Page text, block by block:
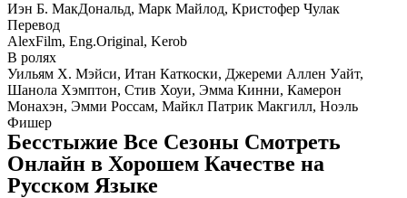
Иэн Б. МакДональд, Марк Майлод, Кристофер Чулак
Перевод
AlexFilm, Eng.Original, Kerob
В ролях
Уильям Х. Мэйси, Итан Каткоски, Джереми Аллен Уайт,
Шанола Хэмптон, Стив Хоуи, Эмма Кинни, Камерон
Монахэн, Эмми Россам, Майкл Патрик Макгилл, Ноэль
Фишер
Бесстыжие Все Сезоны Смотреть
Онлайн в Хорошем Качестве на
Русском Языке